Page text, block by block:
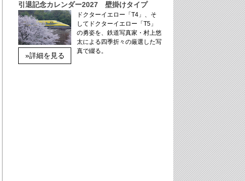
引退記念カレンダー2027 壁掛けタイプ
»詳細を見る
ドクターイエロー「T4」、そ
してドクターイエロー「T5」
の勇姿を、鉄道写真家・村上悠
太による四季折々の厳選した写
真で綴る。